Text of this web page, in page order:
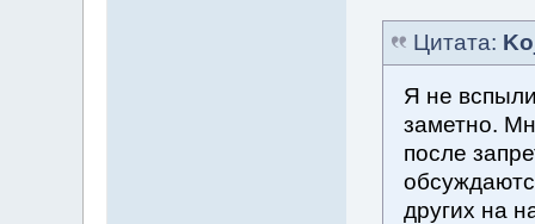
Цитата:
Я не
заметно.
после
других на